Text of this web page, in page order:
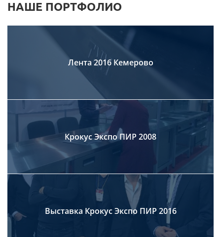
НАШЕ ПОРТФОЛИО
Лента 2016 Кемерово
Крокус Экспо ПИР 2008
Выставка Крокус Экспо ПИР 2016